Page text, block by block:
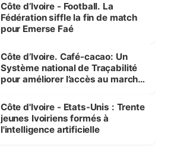
Côte d’Ivoire - Football. La
Fédération siffle la fin de match
pour Emerse Faé
Côte d’Ivoire. Café-cacao: Un
Système national de Traçabilité
pour améliorer l’accès au marché
Côte d'Ivoire - Etats-Unis : Trente
jeunes Ivoiriens formés à
l'intelligence artificielle